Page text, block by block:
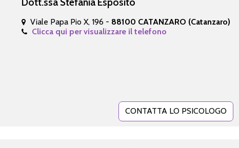
Viale Papa Pio X, 196 - 88100 CATANZARO (Catanzaro)
Clicca qui per visualizzare il telefono
CONTATTA LO PSICOLOGO